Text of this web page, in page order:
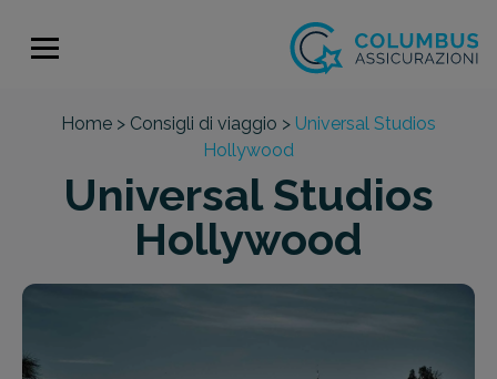
Home > Consigli di viaggio > Universal Studios
Hollywood
Universal Studios
Hollywood